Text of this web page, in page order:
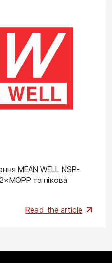
MEAN WELL NSP-
та пікова
Read the article